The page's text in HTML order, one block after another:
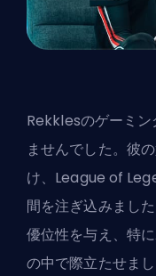
Rekklesのゲーミン
ませんでした。彼
け、League of
間を注ぎ込みまし
優位性を与え、特に
の中で際立たせまし